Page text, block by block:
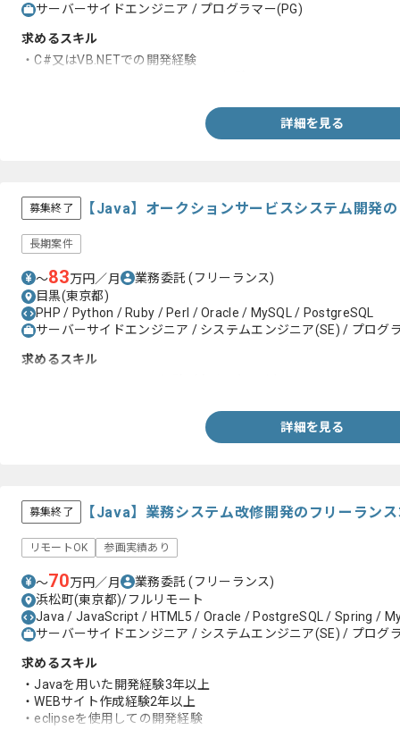
サーバーサイドエンジニア / プログラマー(PG)
求めるスキル
・C#又はVB.NETでの開発経験
詳細を見る
募集終了 【Java】オークションサービスシステム開発
長期案件
〜83万円／月 業務委託(フリーランス)
目黒(東京都)
PHP / Python / Ruby / Perl / Oracle / MySQL / PostgreSQL
サーバーサイドエンジニア / システムエンジニア(SE) / プログ
求めるスキル
詳細を見る
募集終了 【Java】業務システム改修開発のフリーラン
リモートOK 参画実績あり
〜70万円／月 業務委託(フリーランス)
浜松町(東京都)/フルリモート
Java / JavaScript / HTML5 / Oracle / PostgreSQL / Spring /
サーバーサイドエンジニア / システムエンジニア(SE) / プログ
求めるスキル
・Javaを用いた開発経験3年以上
・WEBサイト作成経験2年以上
・eclipseを使用しての開発経験